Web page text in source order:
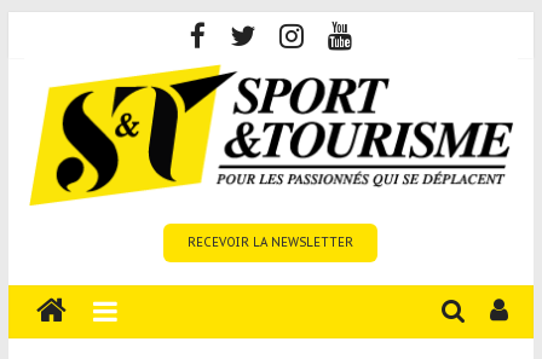
content
Tourisme
est
RECEVOIR LA NEWSLETTER